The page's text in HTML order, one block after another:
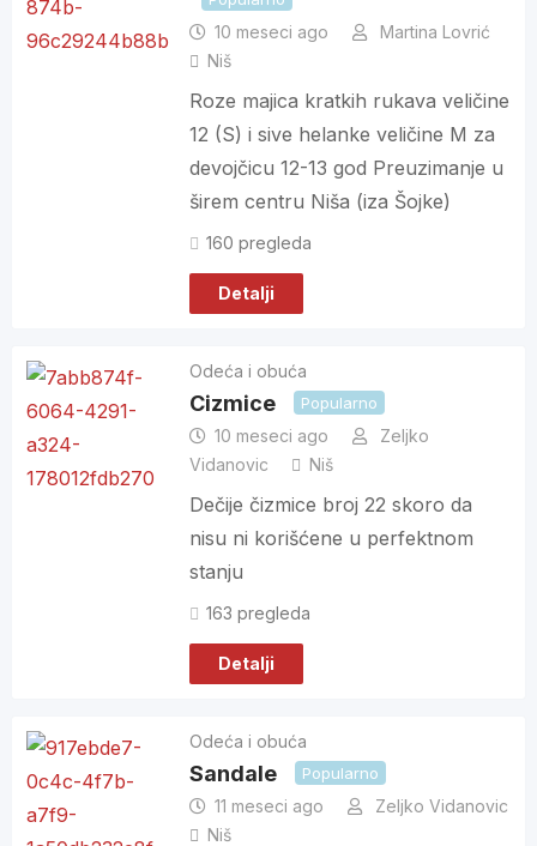
10 meseci ago
Martina Lovrić
Niš
Roze majica kratkih rukava veličine
12 (S) i sive helanke veličine M za
devojčicu 12-13 god Preuzimanje u
širem centru Niša (iza Šojke)
160 pregleda
Detalji
Odeća i obuća
Cizmice Popularno
10 meseci ago
Zeljko
Vidanovic
Niš
Dečije čizmice broj 22 skoro da
nisu ni korišćene u perfektnom
stanju
163 pregleda
Detalji
Odeća i obuća
Sandale Popularno
11 meseci ago
Zeljko Vidanovic
Niš